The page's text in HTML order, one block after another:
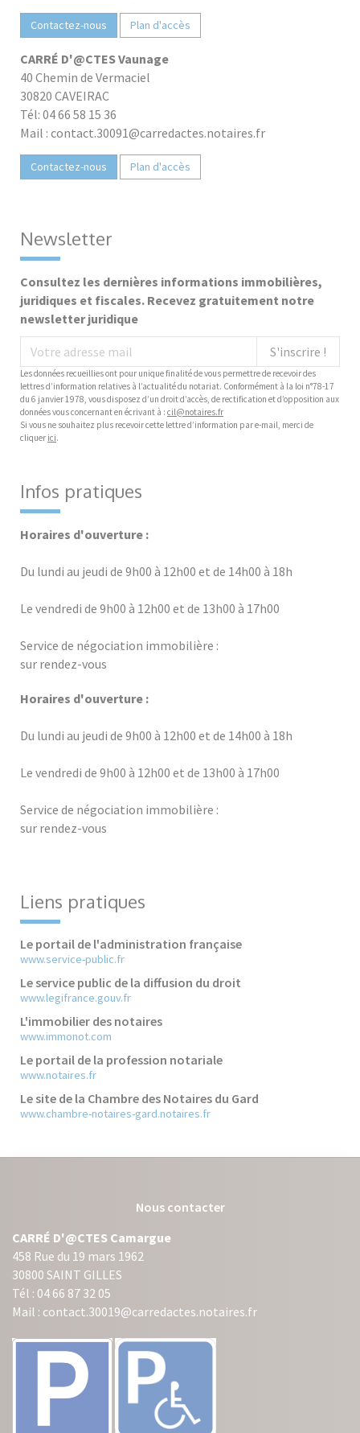
Contactez-nous Plan d'accès
CARRÉ D'@CTES Vaunage
40 Chemin de Vermaciel
30820 CAVEIRAC
Tél: 04 66 58 15 36
Mail : contact.30091@carredactes.notaires.fr
Contactez-nous Plan d'accès
Newsletter
Consultez les dernières informations immobilières,
juridiques et fiscales. Recevez gratuitement notre
newsletter juridique
S'inscrire !
Les données recueillies ont pour unique finalité de vous permettre de recevoir des
lettres d’information relatives à l’actualité du notariat. Conformément à la loi n°78-17
du 6 janvier 1978, vous disposez d’un droit d’accès, de rectification et d’opposition aux
données vous concernant en écrivant à : cil@notaires.fr
Si vous ne souhaitez plus recevoir cette lettre d’information par e-mail, merci de
cliquer ici.
Infos pratiques
Horaires d'ouverture :
Du lundi au jeudi de 9h00 à 12h00 et de 14h00 à 18h
Le vendredi de 9h00 à 12h00 et de 13h00 à 17h00
Service de négociation immobilière :
sur rendez-vous
Horaires d'ouverture :
Du lundi au jeudi de 9h00 à 12h00 et de 14h00 à 18h
Le vendredi de 9h00 à 12h00 et de 13h00 à 17h00
Service de négociation immobilière :
sur rendez-vous
Liens pratiques
Le portail de l'administration française
www.service-public.fr
Le service public de la diffusion du droit
www.legifrance.gouv.fr
L'immobilier des notaires
www.immonot.com
Le portail de la profession notariale
www.notaires.fr
Le site de la Chambre des Notaires du Gard
www.chambre-notaires-gard.notaires.fr
Nous contacter
CARRÉ D'@CTES Camargue
458 Rue du 19 mars 1962
30800 SAINT GILLES
Tél : 04 66 87 32 05
Mail : contact.30019@carredactes.notaires.fr